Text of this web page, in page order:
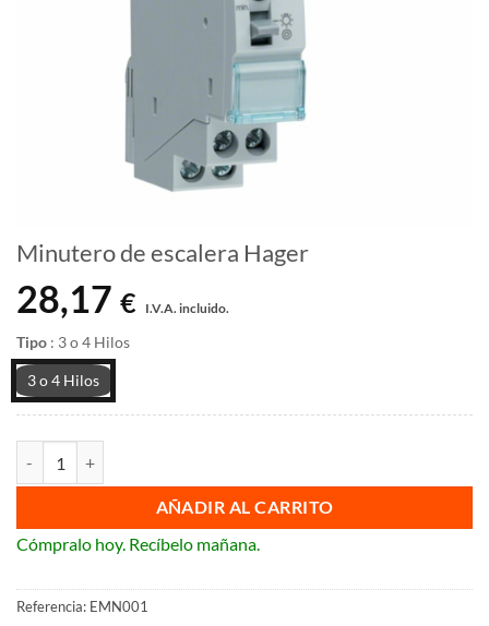
Minutero de escalera Hager
28,17 € I.V.A. incluido.
Tipo : 3 o 4 Hilos
3 o 4 Hilos
AÑADIR AL CARRITO
Cómpralo hoy. Recíbelo mañana.
Referencia: EMN001